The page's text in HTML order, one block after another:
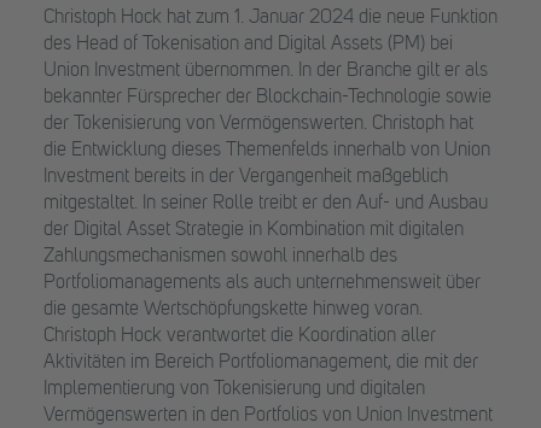
Christoph Hock hat zum 1. Januar 2024 die neue Funktion
des Head of Tokenisation and Digital Assets (PM) bei
Union Investment übernommen. In der Branche gilt er als
bekannter Fürsprecher der Blockchain-Technologie sowie
der Tokenisierung von Vermögenswerten. Christoph hat
die Entwicklung dieses Themenfelds innerhalb von Union
Investment bereits in der Vergangenheit maßgeblich
mitgestaltet. In seiner Rolle treibt er den Auf- und Ausbau
der Digital Asset Strategie in Kombination mit digitalen
Zahlungsmechanismen sowohl innerhalb des
Portfoliomanagements als auch unternehmensweit über
die gesamte Wertschöpfungskette hinweg voran.
Christoph Hock verantwortet die Koordination aller
Aktivitäten im Bereich Portfoliomanagement, die mit der
Implementierung von Tokenisierung und digitalen
Vermögenswerten in den Portfolios von Union Investment